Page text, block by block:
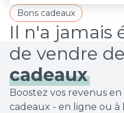
Bons cadeaux
Il n'a jamais
de vendre
cadeaux
Boostez vos revenus
cadeaux - en ligne ou à